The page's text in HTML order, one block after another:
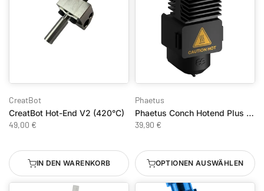
CreatBot
CreatBot Hot-End V2 (420°C)
49,00 €
IN DEN WARENKORB
Phaetus
Phaetus Conch Hotend Plus für Bambu Lab A1/A1 Mini
39,90 €
OPTIONEN AUSWÄHLEN